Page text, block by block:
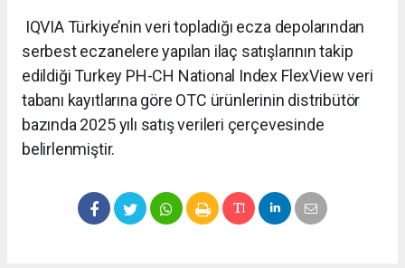
IQVIA Türkiye’nin veri topladığı ecza depolarından
serbest eczanelere yapılan ilaç satışlarının takip
edildiği Turkey PH-CH National Index FlexView veri
tabanı kayıtlarına göre OTC ürünlerinin distribütör
bazında 2025 yılı satış verileri çerçevesinde
belirlenmiştir.